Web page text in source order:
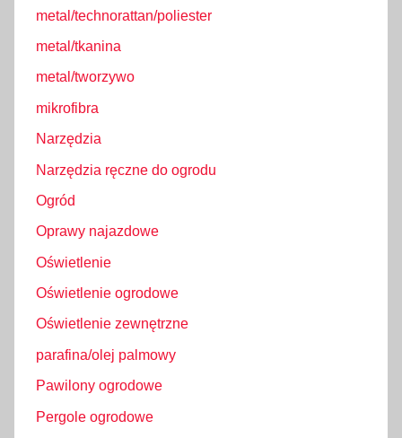
metal/technorattan/poliester
metal/tkanina
metal/tworzywo
mikrofibra
Narzędzia
Narzędzia ręczne do ogrodu
Ogród
Oprawy najazdowe
Oświetlenie
Oświetlenie ogrodowe
Oświetlenie zewnętrzne
parafina/olej palmowy
Pawilony ogrodowe
Pergole ogrodowe